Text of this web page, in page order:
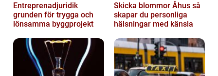
Entreprenadjuridik
grunden för trygga och
lönsamma byggprojekt
Skicka blommor Åhus så
skapar du personliga
hälsningar med känsla